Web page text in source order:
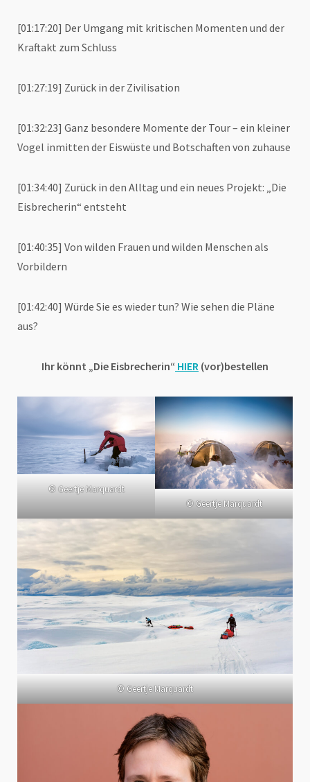
[01:17:20] Der Umgang mit kritischen Momenten und der
Kraftakt zum Schluss
[01:27:19] Zurück in der Zivilisation
[01:32:23] Ganz besondere Momente der Tour – ein kleiner
Vogel inmitten der Eiswüste und Botschaften von zuhause
[01:34:40] Zurück in den Alltag und ein neues Projekt: „Die
Eisbrecherin“ entsteht
[01:40:35] Von wilden Frauen und wilden Menschen als
Vorbildern
[01:42:40] Würde Sie es wieder tun? Wie sehen die Pläne
aus?
Ihr könnt „Die Eisbrecherin“ HIER (vor)bestellen
© Geertje Marquardt
© Geertje Marquardt
© Geertje Marquardt